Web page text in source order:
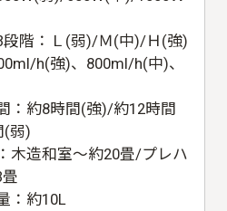
段階：Ｌ(弱)/Ｍ(中)/Ｈ(強)
h(強)、800ml/h(中)、
：約8時間(強)/約12時間
(弱)
木造和室〜約20畳/プレハ
：約10L